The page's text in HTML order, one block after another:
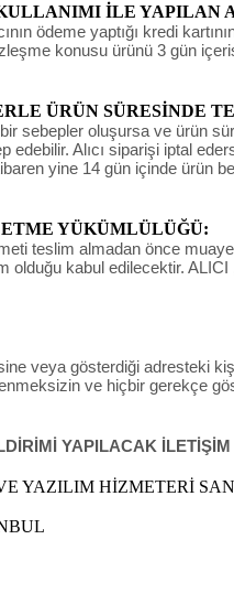
İLE YAPILAN
ödeme yaptığı kredi
konusu ürünü 3 gün
ÜRÜN SÜRESİNDE
sebepler oluşursa ve ürün
edebilir. Alıcı siparişi iptal
yine 14 gün içinde ürün
YÜKÜMLÜLÜĞÜ:
teslim almadan önce
olduğu kabul edilecektir.
veya gösterdiği adresteki
ve hiçbir gerekçe
YAPILACAK
YAZILIM HİZMETERİ